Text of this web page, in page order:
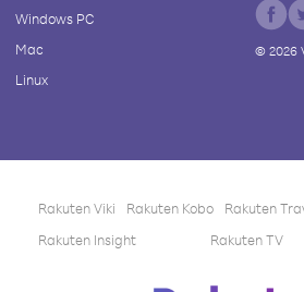
Windows PC
Mac
Linux
© 2026
Rakuten Viki Rakuten Kobo Rakuten
Rakuten Insight
Rakuten TV